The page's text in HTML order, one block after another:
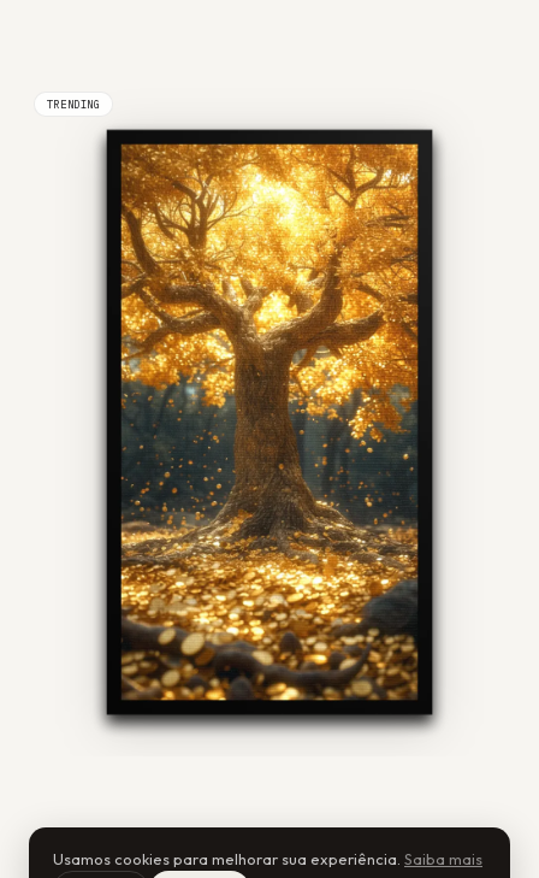
TRENDING
Usamos cookies para melhorar sua experiência. Saiba mais